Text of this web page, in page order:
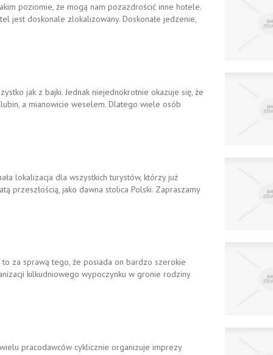
poziomie, że mogą nam pozazdrościć inne hotele.
jest doskonale zlokalizowany. Doskonałe jedzenie,
jak z bajki. Jednak niejednokrotnie okazuje się, że
a mianowicie weselem. Dlatego wiele osób
lokalizacja dla wszystkich turystów, którzy już
przeszłością, jako dawna stolica Polski. Zapraszamy
za sprawą tego, że posiada on bardzo szerokie
kilkudniowego wypoczynku w gronie rodziny
pracodawców cyklicznie organizuje imprezy